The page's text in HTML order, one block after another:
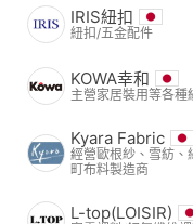
IRIS紐扣
紐扣/五金配件
KOWA幸和
主營家居裝用等各種
Kyara Fabric
經營歐根紗、雪紡、
町布料製造商
L-top(LOISIR)